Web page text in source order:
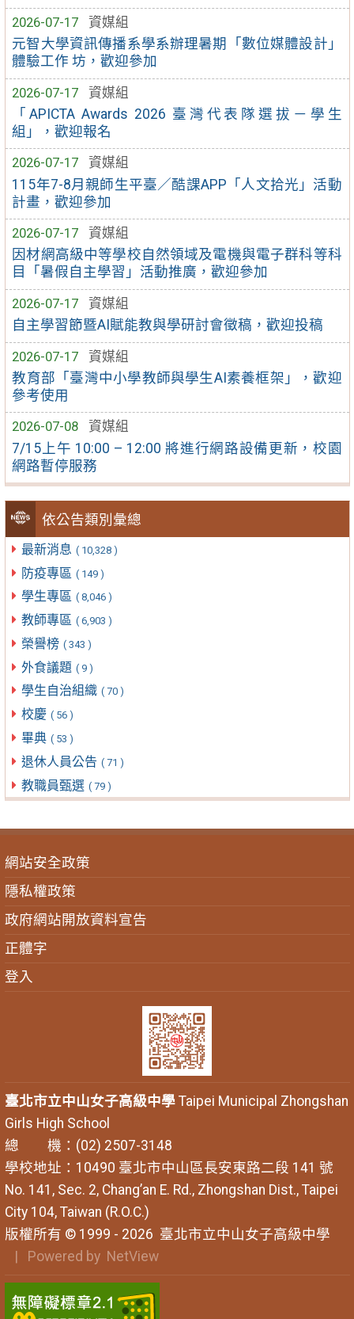
2026-07-17
資媒組
元智大學資訊傳播系學系辦理暑期「數位媒體設計」
體驗工作 坊，歡迎參加
2026-07-17
資媒組
「APICTA Awards 2026 臺灣代表隊選拔－學生
組」，歡迎報名
2026-07-17
資媒組
115年7-8月親師生平臺／酷課APP「人文拾光」活動
計畫，歡迎參加
2026-07-17
資媒組
因材網高級中等學校自然領域及電機與電子群科等科
目「暑假自主學習」活動推廣，歡迎參加
2026-07-17
資媒組
自主學習節暨AI賦能教與學研討會徵稿，歡迎投稿
2026-07-17
資媒組
教育部「臺灣中小學教師與學生AI素養框架」，歡迎
參考使用
2026-07-08
資媒組
7/15上午 10:00 – 12:00 將進行網路設備更新，校園
網路暫停服務
依公告類別彙總
最新消息 ( 10,328 )
防疫專區 ( 149 )
學生專區 ( 8,046 )
教師專區 ( 6,903 )
榮譽榜 ( 343 )
外食議題 ( 9 )
學生自治組織 ( 70 )
校慶 ( 56 )
畢典 ( 53 )
退休人員公告 ( 71 )
教職員甄選 ( 79 )
網站安全政策
隱私權政策
政府網站開放資料宣告
正體字
登入
臺北市立中山女子高級中學Taipei Municipal Zhongshan
Girls High School
總 機：(02) 2507-3148
學校地址：10490 臺北市中山區長安東路二段 141 號
No. 141, Sec. 2, Chang’an E. Rd., Zhongshan Dist., Taipei
City 104, Taiwan (R.O.C.)
版權所有 © 1999 - 2026 臺北市立中山女子高級中學
| Powered by NetView